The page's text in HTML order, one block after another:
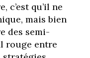
c’est qu’il ne
mais bien
des semi-
rouge entre